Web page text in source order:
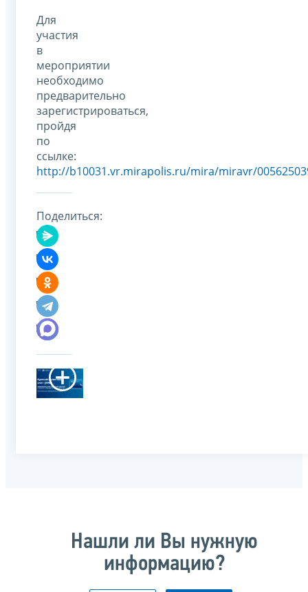
Для
участия
в
мероприятии
необходимо
предварительно
зарегистрироваться,
пройдя
по
ссылке:
http://b10031.vr.mirapolis.ru/mira/miravr/
Поделиться:
Нашли ли Вы нужную
информацию?